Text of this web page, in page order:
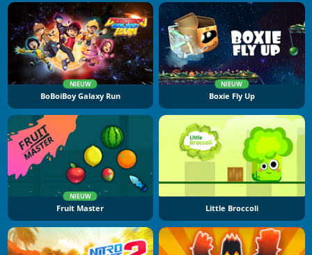
NIEUW
BoBoiBoy Galaxy Run
NIEUW
Boxie Fly Up
NIEUW
Fruit Master Little Broccoli